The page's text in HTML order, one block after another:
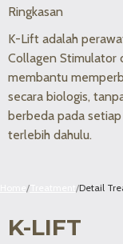
Ringkasan
K-Lift adalah
Collagen Stimulator
membantu
secara biologis,
berbeda pada
terlebih dahulu.
/ /Detail
K-LIFT